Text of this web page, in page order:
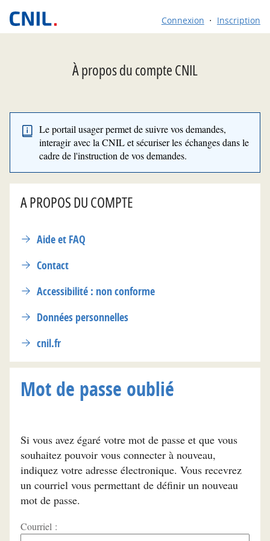
Connexion Inscription
À propos du compte CNIL
Le portail usager permet de suivre vos demandes,
interagir avec la CNIL et sécuriser les échanges dans le
cadre de l'instruction de vos demandes.
A PROPOS DU COMPTE
Aide et FAQ
Contact
Accessibilité : non conforme
Données personnelles
cnil.fr
Mot de passe oublié
Si vous avez égaré votre mot de passe et que vous
souhaitez pouvoir vous connecter à nouveau,
indiquez votre adresse électronique. Vous recevrez
un courriel vous permettant de définir un nouveau
mot de passe.
Courriel :